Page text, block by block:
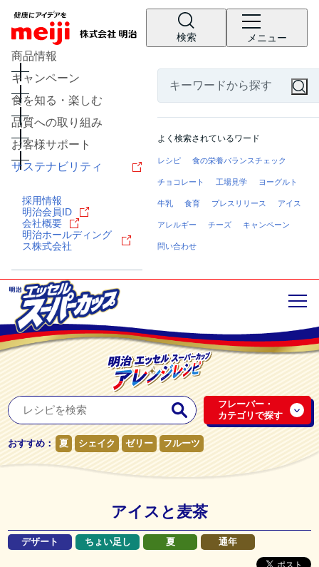
検索 メニュー
商品情報
キャンペーン
食を知る・楽しむ
品質への取り組み
お客様サポート
サステナビリティ
採用情報
明治会員ID
会社概要
明治ホールディング
ス株式会社
よく検索されているワード
レシピ 食の栄養バランスチェック
チョコレート 工場見学 ヨーグルト
牛乳 食育 プレスリリース アイス
アレルギー チーズ キャンペーン
問い合わせ
フレーバー・
カテゴリで探す
おすすめ： 夏 シェイク ゼリー フルーツ
アイスと麦茶
デザート ちょい足し 夏 通年